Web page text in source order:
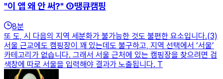
"이 앱 왜 안 써?" ①땡큐캠핑
8분
또 도, 시 다음의 지역 세분화가 불가능한 것도 불편한 요소입니다.(3)
서울 근교에도 캠핑장이 꽤 있는데도 불구하고, 지역 선택에서 ‘서울’
카테고리가 없습니다. 그래서 서울 근처에 있는 캠핑장을 찾으려면 검
색창에 따로 서울을 입력해야 결과가 노출됩니다. T